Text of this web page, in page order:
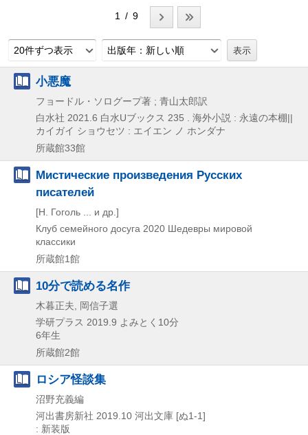
1 / 9
20件ずつ表示 出版年：新しい順
小悪魔
フョードル・ソログープ著 ; 青山太郎訳
白水社 2021.6 白水Uブックス 235 . 海外小説 : 永遠の本棚||
カイガイ ショウセツ : エイエン ノ ホンダナ
所蔵館33館
Мистические произведения Русских
писателей
[Н. Гоголь ... и др.]
Клуб семейного досуга 2020 Шедевры мировой
классики
所蔵館1館
10分で読める名作
木暮正夫, 岡信子選
学研プラス 2019.9 よみとく10分
6年生
所蔵館2館
ロシア怪談集
沼野充義編
河出書房新社 2019.10 河出文庫 [ぬ1-1]
: 新装版